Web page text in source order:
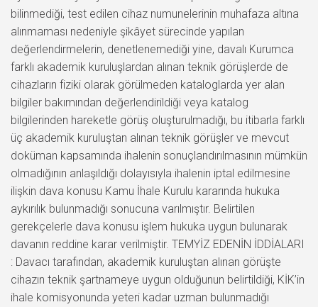
bilinmediği, test edilen cihaz numunelerinin muhafaza altına
alınmaması nedeniyle şikâyet sürecinde yapılan
değerlendirmelerin, denetlenemediği yine, davalı Kurumca
farklı akademik kuruluşlardan alınan teknik görüşlerde de
cihazların fiziki olarak görülmeden kataloglarda yer alan
bilgiler bakımından değerlendirildiği veya katalog
bilgilerinden hareketle görüş oluşturulmadığı, bu itibarla farklı
üç akademik kuruluştan alınan teknik görüşler ve mevcut
doküman kapsamında ihalenin sonuçlandırılmasının mümkün
olmadığının anlaşıldığı dolayısıyla ihalenin iptal edilmesine
ilişkin dava konusu Kamu İhale Kurulu kararında hukuka
aykırılık bulunmadığı sonucuna varılmıştır. Belirtilen
gerekçelerle dava konusu işlem hukuka uygun bulunarak
davanın reddine karar verilmiştir. TEMYİZ EDENİN İDDİALARI
: Davacı tarafından, akademik kuruluştan alınan görüşte
cihazın teknik şartnameye uygun olduğunun belirtildiği, KİK’in
ihale komisyonunda yeteri kadar uzman bulunmadığı